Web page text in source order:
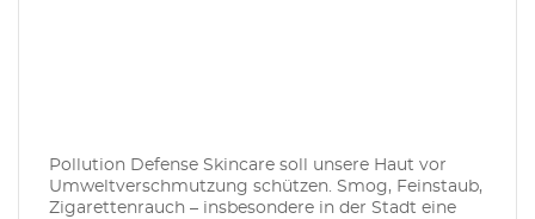
Pollution Defense Skincare soll unsere Haut vor
Umweltverschmutzung schützen. Smog, Feinstaub,
Zigarettenrauch – insbesondere in der Stadt eine